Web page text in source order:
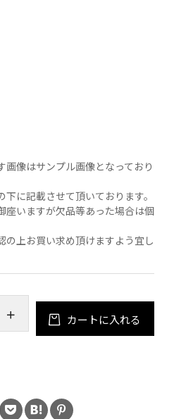
画像はサンプル画像となっており
に記載させて頂いております。
座いますが欠品等あった場合は個
の上お買い求め頂けますよう宜し
カートに入れる